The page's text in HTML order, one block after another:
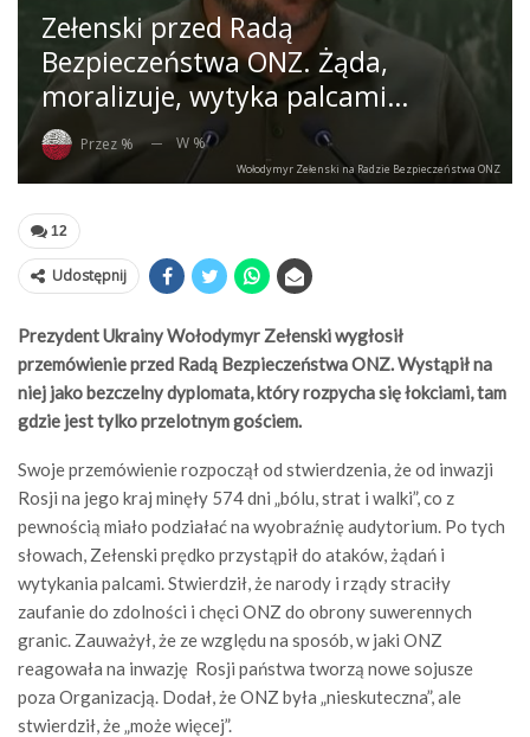
Zełenski przed Radą
Bezpieczeństwa ONZ. Żąda,
moralizuje, wytyka palcami…
Przez % W %
Wołodymyr Zełenski na Radzie Bezpieczeństwa ONZ
12
Udostępnij
Prezydent Ukrainy Wołodymyr Zełenski wygłosił
przemówienie przed Radą Bezpieczeństwa ONZ. Wystąpił na
niej jako bezczelny dyplomata, który rozpycha się łokciami, tam
gdzie jest tylko przelotnym gościem.
Swoje przemówienie rozpoczął od stwierdzenia, że od inwazji
Rosji na jego kraj minęły 574 dni „bólu, strat i walki”, co z
pewnością miało podziałać na wyobraźnię audytorium. Po tych
słowach, Zełenski prędko przystąpił do ataków, żądań i
wytykania palcami. Stwierdził,żenarody i rządy straciły
zaufanie do zdolności i chęci ONZ do obrony suwerennych
granic. Zauważył, że ze względu na sposób, w jaki ONZ
reagowała na inwazję Rosji państwa tworzą nowe sojusze
poza Organizacją. Dodał, żeONZ była „nieskuteczna”, ale
stwierdził, że „może więcej”.